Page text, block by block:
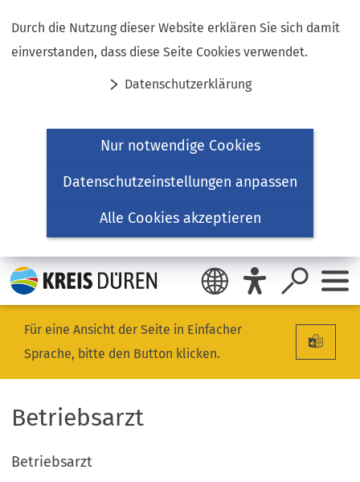
Durch die Nutzung dieser Website erklären Sie sich damit
einverstanden, dass diese Seite Cookies verwendet.
Datenschutzerklärung
Nur notwendige Cookies
Datenschutzeinstellungen anpassen
Alle Cookies akzeptieren
Inhalt anspringen
Für eine Ansicht der Seite in Einfacher
Sprache, bitte den Button klicken.
Betriebsarzt
Betriebsarzt